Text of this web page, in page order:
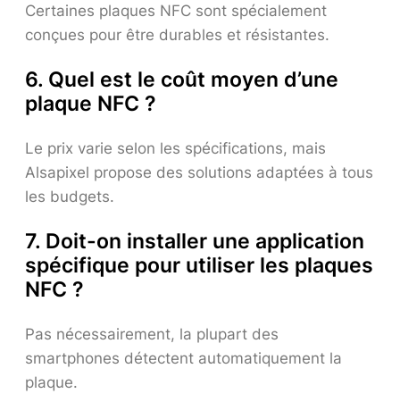
Certaines plaques NFC sont spécialement
conçues pour être durables et résistantes.
6. Quel est le coût moyen d’une
plaque NFC ?
Le prix varie selon les spécifications, mais
Alsapixel propose des solutions adaptées à tous
les budgets.
7. Doit-on installer une application
spécifique pour utiliser les plaques
NFC ?
Pas nécessairement, la plupart des
smartphones détectent automatiquement la
plaque.